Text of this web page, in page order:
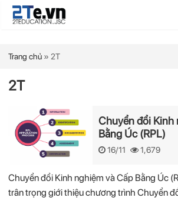
Trang chủ » 2T
2T
Chuyển đổi Kinh
Bằng Úc (RPL)
16/11 1,679
Chuyển đổi Kinh nghiệm và Cấp Bằng Úc
trân trọng giới thiệu chương trình Chuyển